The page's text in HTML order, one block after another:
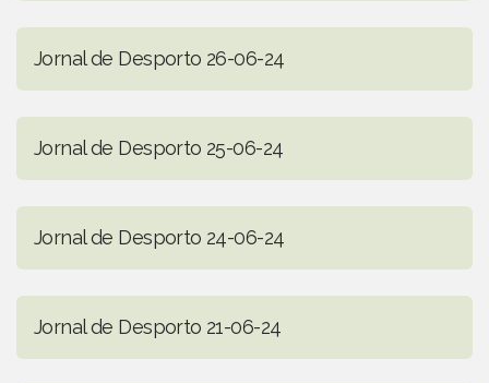
Jornal de Desporto 26-06-24
Jornal de Desporto 25-06-24
Jornal de Desporto 24-06-24
Jornal de Desporto 21-06-24